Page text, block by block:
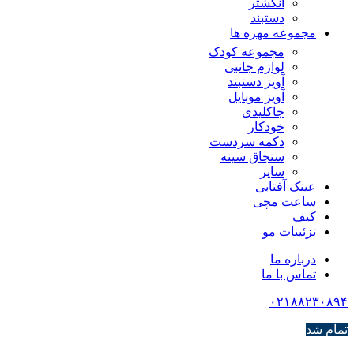
انگشتر
دستبند
مجموعه مهره ها
مجموعه کودک
لوازم جانبی
آویز دستبند
آویز موبایل
جاکلیدی
خودکار
دکمه سردست
سنجاق سینه
سایر
عینک آفتابی
ساعت مچی
کیف
تزئینات مو
درباره ما
تماس با ما
۰۲۱۸۸۲۳۰۸۹۴
تمام شد